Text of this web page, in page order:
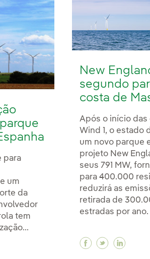
para
um
da
tem
New
segundo
costa de
Após o início das
Wind 1, o estado
um novo parque
projeto New
seus 791 MW,
para 400.000
reduzirá as
retirada de
estradas por ano.
Facebook
Twitter